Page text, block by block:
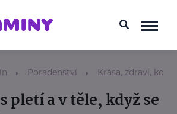
Poradenství Krása, zdraví,
pletí a v těle, když se